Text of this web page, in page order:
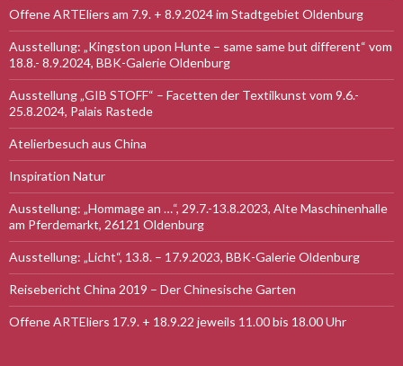
Offene ARTEliers am 7.9. + 8.9.2024 im Stadtgebiet Oldenburg
Ausstellung: „Kingston upon Hunte – same same but different“ vom
18.8.- 8.9.2024, BBK-Galerie Oldenburg
Ausstellung „GIB STOFF“ – Facetten der Textilkunst vom 9.6.-
25.8.2024, Palais Rastede
Atelierbesuch aus China
Inspiration Natur
Ausstellung: „Hommage an …“, 29.7.-13.8.2023, Alte Maschinenhalle
am Pferdemarkt, 26121 Oldenburg
Ausstellung: „Licht“, 13.8. – 17.9.2023, BBK-Galerie Oldenburg
Reisebericht China 2019 – Der Chinesische Garten
Offene ARTEliers 17.9. + 18.9.22 jeweils 11.00 bis 18.00 Uhr